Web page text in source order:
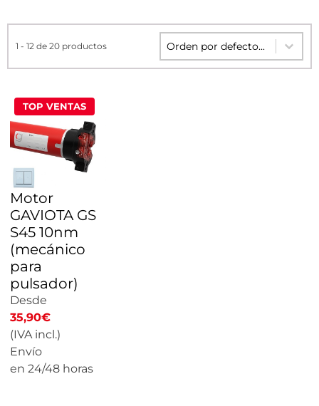
1 - 12 de 20 productos Sort content
Sort content
TOP VENTAS
Motor
GAVIOTA GS
S45 10nm
(mecánico
para
pulsador)
Desde
35,90€
(IVA incl.)
Envío
en 24/48 horas